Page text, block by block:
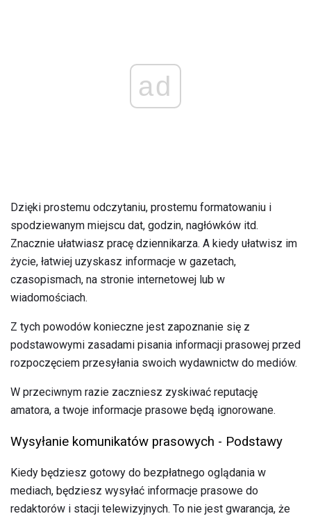
ad
Dzięki prostemu odczytaniu, prostemu formatowaniu i
spodziewanym miejscu dat, godzin, nagłówków itd.
Znacznie ułatwiasz pracę dziennikarza. A kiedy ułatwisz im
życie, łatwiej uzyskasz informacje w gazetach,
czasopismach, na stronie internetowej lub w
wiadomościach.
Z tych powodów konieczne jest zapoznanie się z
podstawowymi zasadami pisania informacji prasowej przed
rozpoczęciem przesyłania swoich wydawnictw do mediów.
W przeciwnym razie zaczniesz zyskiwać reputację
amatora, a twoje informacje prasowe będą ignorowane.
Wysyłanie komunikatów prasowych - Podstawy
Kiedy będziesz gotowy do bezpłatnego oglądania w
mediach, będziesz wysyłać informacje prasowe do
redaktorów i stacji telewizyjnych. To nie jest gwarancja, że ​​